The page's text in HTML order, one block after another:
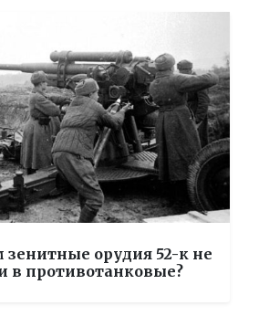
орудия 52-к не
в противотанковые?